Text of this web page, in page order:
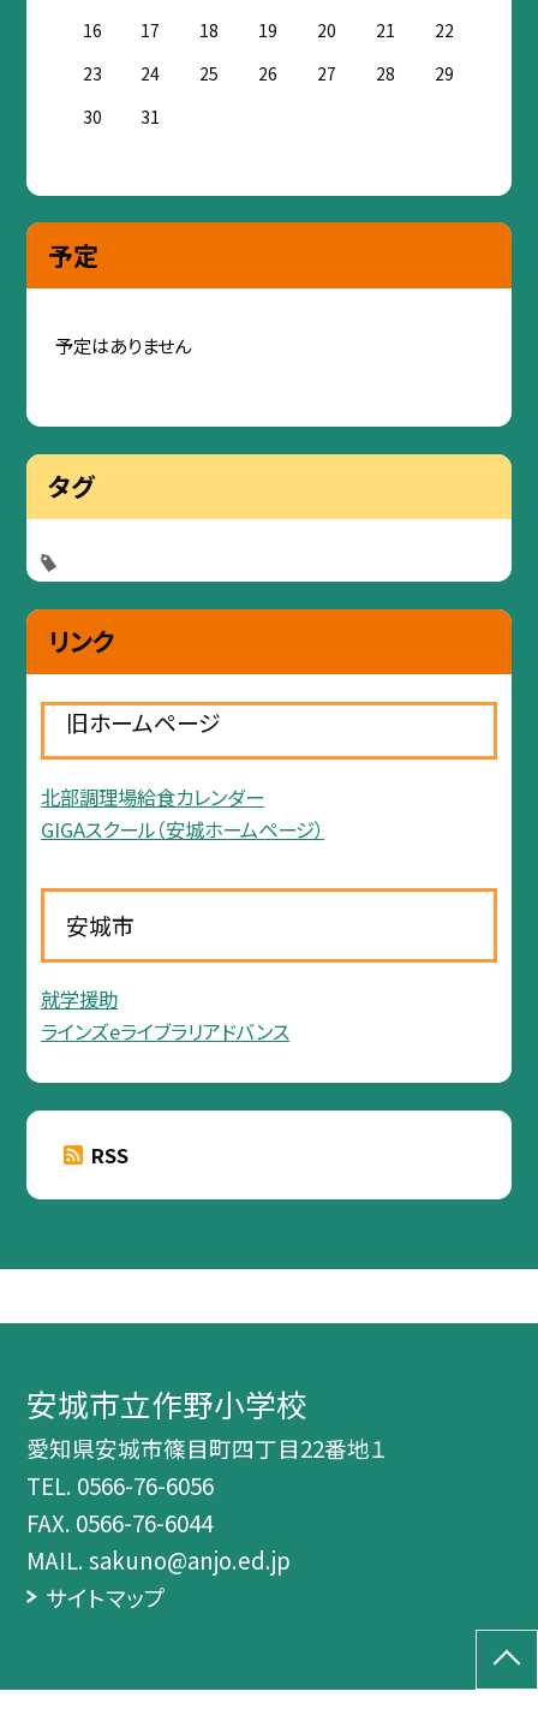
16
17 18 19 20 21
22
23
24 25 26 27 28
29
30
31
予定
予定はありません
タグ
リンク
旧ホームページ
北部調理場給食カレンダー
GIGAスクール（安城ホームページ）
安城市
就学援助
ラインズeライブラリアドバンス
RSS
安城市立作野小学校
愛知県安城市篠目町四丁目22番地１
TEL. 0566-76-6056
FAX. 0566-76-6044
MAIL. sakuno@anjo.ed.jp
サイトマップ